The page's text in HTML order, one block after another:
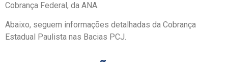
Cobrança Federal, da ANA.
Abaixo, seguem informações detalhadas da Cobrança
Estadual Paulista nas Bacias PCJ.